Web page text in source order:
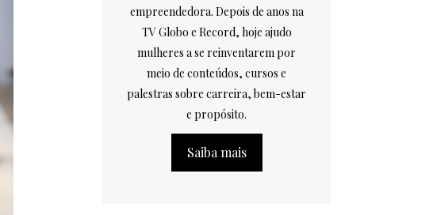
empreendedora. Depois de anos na
TV Globo e Record, hoje ajudo
mulheres a se reinventarem por
meio de conteúdos, cursos e
palestras sobre carreira, bem-estar
e propósito.
Saiba mais